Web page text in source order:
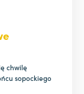
chwilę
sopockiego